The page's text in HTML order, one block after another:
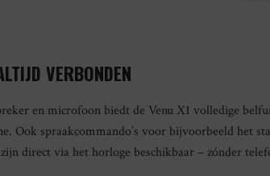
VERBONDEN
en microfoon biedt de Venu X1 volledige
Ook spraakcommando’s voor bijvoorbeeld het
direct via het horloge beschikbaar – zónder